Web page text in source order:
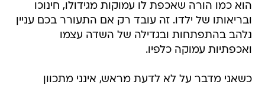
הוא כמו הורה שאכפת לו עמוקות מגידולו, חינוכו
ובריאותו של ילדו. זה עובד רק אם התעורר בכם עניין
נלהב בהתפתחות ובגדילה של השדה עצמו
ואכפתיות עמוקה כלפיו.
כשאני מדבר על לא לדעת מראש, אינני מתכוון